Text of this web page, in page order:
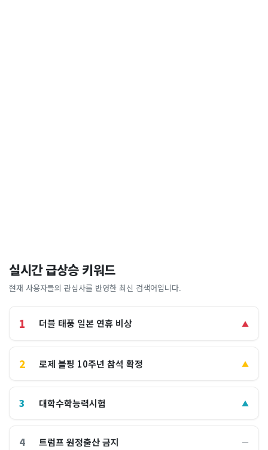
실시간 급상승 키워드
현재 사용자들의 관심사를 반영한 최신 검색어입니다.
1 더블 태풍 일본 연휴 비상 ▲
2 로제 블핑 10주년 참석 확정 ▲
3 대학수학능력시험 ▲
4 트럼프 원정출산 금지 ―